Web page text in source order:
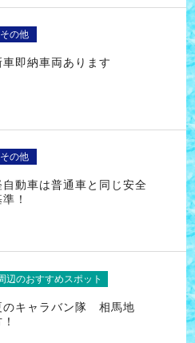
その他
車即納車両あります
その他
自動車は普通車と同じ安全
！
辺のおすすめスポット
のキャラバン隊 相馬地